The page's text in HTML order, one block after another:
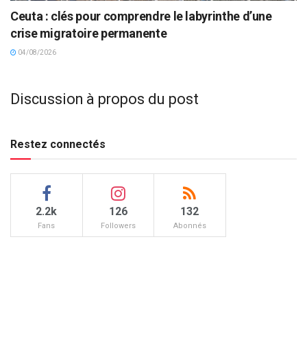
Ceuta : clés pour comprendre le labyrinthe d’une
crise migratoire permanente
04/08/2026
Discussion à propos du post
Restez connectés
2.2k
Fans
126
Followers
132
Abonnés